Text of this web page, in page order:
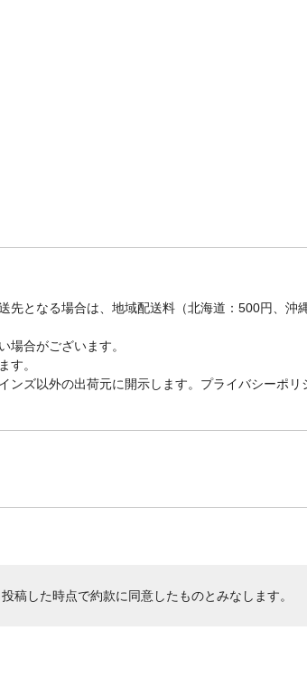
先となる場合は、地域配送料（北海道：500円、
場合がございます。
す。
ズ以外の出荷元に開示します。プライバシーポリ
稿した時点で約款に同意したものとみなします。